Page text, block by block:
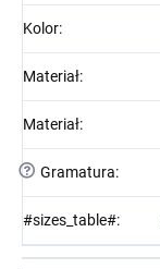
Kolor:
Materiał:
Materiał:
? Gramatura:
#sizes_table#: